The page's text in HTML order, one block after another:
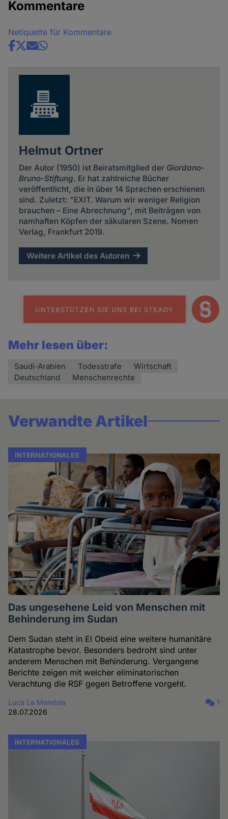
Kommentare
Netiquette für Kommentare
Share
Helmut Ortner
Der Autor (1950) ist Beiratsmitglied der Giordano-
Bruno-Stiftung. Er hat zahlreiche Bücher
veröffentlicht, die in über 14 Sprachen erschienen
sind. Zuletzt: "EXIT. Warum wir weniger Religion
brauchen – Eine Abrechnung", mit Beiträgen von
namhaften Köpfen der säkularen Szene. Nomen
Verlag, Frankfurt 2019.
Weitere Artikel des Autoren
Mehr lesen über:
Saudi-Arabien Todesstrafe
Wirtschaft
Deutschland
Menschenrechte
Verwandte Artikel
INTERNATIONALES
Das ungesehene Leid von Menschen mit
Behinderung im Sudan
Dem Sudan steht in El Obeid eine weitere humanitäre
Katastrophe bevor. Besonders bedroht sind unter
anderem Menschen mit Behinderung. Vergangene
Berichte zeigen mit welcher eliminatorischen
Verachtung die RSF gegen Betroffene vorgeht.
Luca La Mendola
28.07.2026
1
INTERNATIONALES